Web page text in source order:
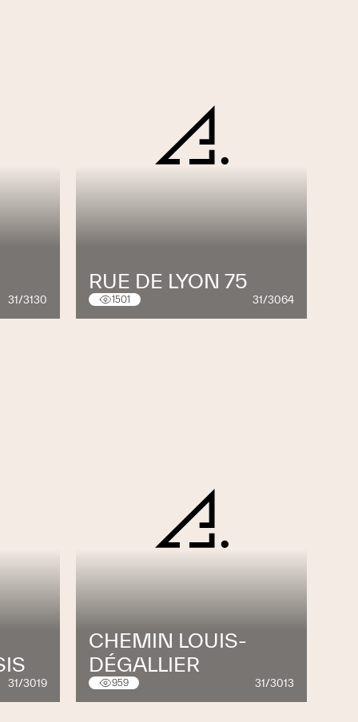
31/3130
RUE DE LYON 75
1501 31/3064
31/3019
CHEMIN LOUIS-
DÉGALLIER
959 31/3013